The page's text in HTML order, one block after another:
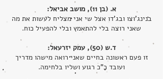
א. (בן 11), מושב אביאל:
בנינג'וצו ובג'דו אצל שי אני מצליח לעשות את מה
שאני רוצה בלי להתאמץ ובלי להפעיל כוח.
ד.ש (50), עמק יזרעאל:
זו פעם ראשונה בחיים שאני רואה מישהו מדריך
ועובד כ"כ רגוע ושליו בלחימה.